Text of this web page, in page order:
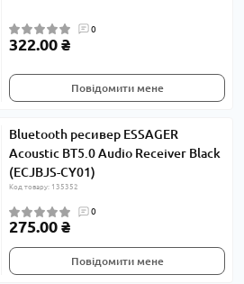
0
322.00 ₴
Повідомити мене
Bluetooth ресивер ESSAGER
Acoustic BT5.0 Audio Receiver Black
(ECJBJS-CY01)
Код товару: 135352
0
275.00 ₴
Повідомити мене